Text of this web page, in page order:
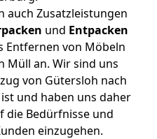
auch Zusatzleistungen
und Entpacken
Entfernen von Möbeln
Müll an. Wir sind uns
von Gütersloh nach
und haben uns daher
die Bedürfnisse und
einzugehen.